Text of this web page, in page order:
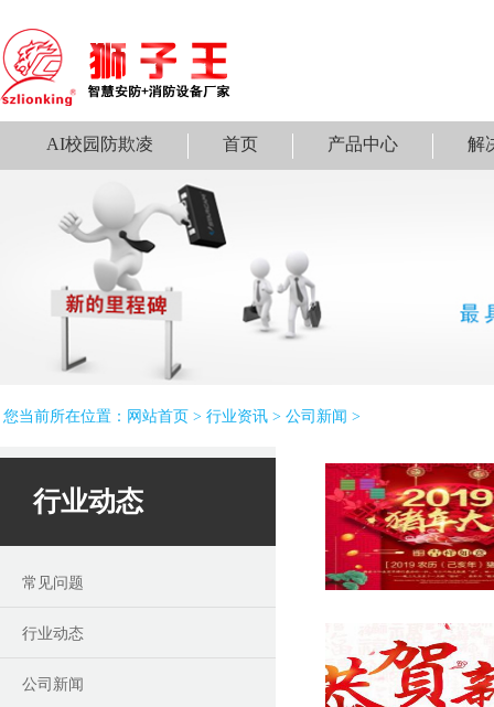
AI校园防欺凌 首页 产品中心 解
您当前所在位置： 网站首页 > 行业资讯 > 公司新闻 >
行业动态
常见问题
行业动态
公司新闻